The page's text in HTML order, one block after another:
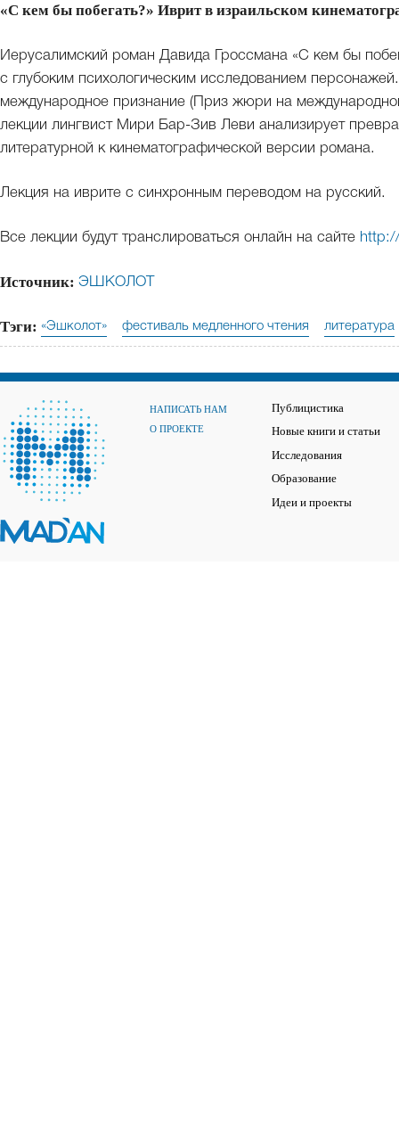
«С кем бы побегать?» Иврит в израильском
Иерусалимский роман Давида Гроссмана «С кем бы
с глубоким психологическим исследованием
международное признание (Приз жюри на
лекции лингвист Мири Бар-Зив Леви анализирует
литературной к кинематографической версии романа.
Лекция на иврите с синхронным переводом на русский.
Все лекции будут транслироваться онлайн на сайте
Источник: ЭШКОЛОТ
Тэги: «Эшколот» фестиваль медленного чтения литература
НАПИСАТЬ НАМ
О ПРОЕКТЕ
Публицистика
Новые книги и статьи
Исследования
Образование
Идеи и проекты